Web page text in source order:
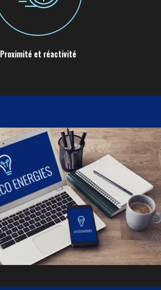
Proximité et réactivité